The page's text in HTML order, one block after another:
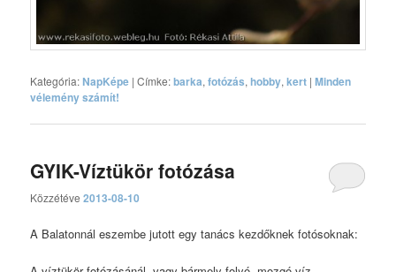
Kategória:NapKépe |Címke:barka,fotózás,hobby,kert |Minden
vélemény számít!
GYIK-Víztükör fotózása
Közzétéve2013-08-10
A Balatonnál eszembe jutott egy tanács kezdőknek fotósoknak: